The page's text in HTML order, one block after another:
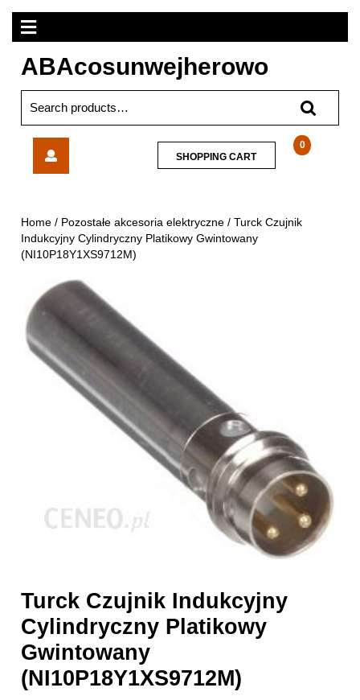
Skip
content
Open
Menu
ABAcosunwejherowo
for:
Platikowy
Gwintowany
(NI10P18Y1XS9712M)
0
SHOPPING CARTSHOPPING
CART
Home / Pozostałe akcesoria elektryczne / Turck Czujnik
Indukcyjny Cylindryczny Platikowy Gwintowany
(NI10P18Y1XS9712M)
Turck Czujnik Indukcyjny
Cylindryczny Platikowy
Gwintowany
(NI10P18Y1XS9712M)